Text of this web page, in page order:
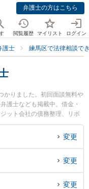
弁護士の方はこちら
閲覧履歴 マイリスト ログイン
護士 練馬区で法律相談で
かりました。初回面談無料や
護士なども掲載中。借金・
ット会社の債務整理、リボ
でき便利です。特に東京け
ナス法律事務所の斎藤 純一
のトラブル解決の実績豊富
人再生を法律相談できる練
相談者さんにおすすめで
変更
変更
変更